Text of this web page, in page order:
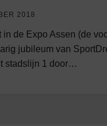
2018
in de Expo Assen (de
jubileum van
stadslijn 1 door…